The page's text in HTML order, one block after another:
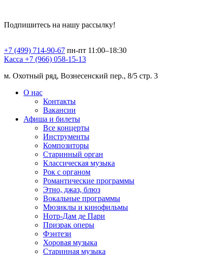
Подпишитесь на нашу рассылку!
+7 (499) 714-90-67 пн-пт 11:00–18:30
Касса +7 (966) 058-15-13
м. Охотный ряд, Вознесенский пер., 8/5 стр. 3
О нас
Контакты
Вакансии
Афиша и билеты
Все концерты
Инструменты
Композиторы
Старинный орган
Классическая музыка
Рок с органом
Романтические программы
Этно, джаз, блюз
Вокальные программы
Мюзиклы и кинофильмы
Нотр-Дам де Пари
Призрак оперы
Фэнтези
Хоровая музыка
Старинная музыка